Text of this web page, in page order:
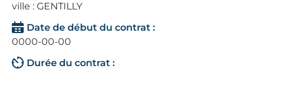
ville : GENTILLY
Date de début du contrat :
0000-00-00
Durée du contrat :